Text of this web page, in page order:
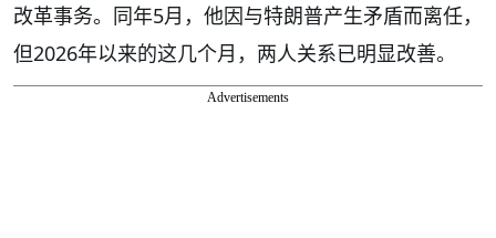
改革事务。同年5月，他因与特朗普产生矛盾而离任，
但2026年以来的这几个月，两人关系已明显改善。
Advertisements